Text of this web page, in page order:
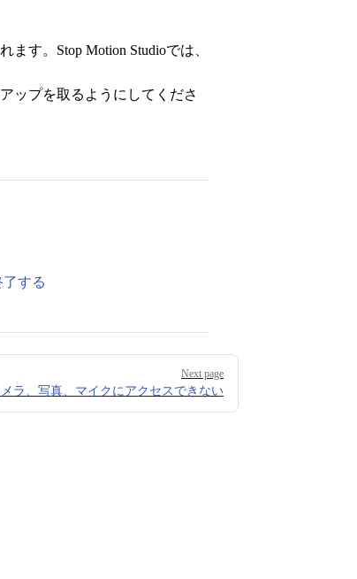
す。Stop Motion Studioでは、
ップを取るようにしてくださ
了する
Next page
ラ、写真、マイクにアクセスできない